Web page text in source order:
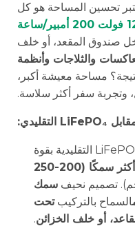
تحسين المساحة هو كل
صندوق المقعد، أو خلف
والثلاجات وأنظمة
مساحة معيشة أكبر،
وتجربة سفر أكثر سلاسة.
عادةً ما تكون بطاريات LiFePO₄ LiFePO₄ التقليدية بقوة
أكثر سمكًا (200-250
سمك
السماح بالتركيبتحت
أو خلف الخزائن.